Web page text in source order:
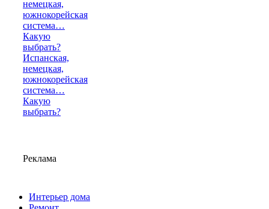
Испанская,
немецкая,
южнокорейская
система…
Какую
выбрать?
Реклама
Интерьер дома